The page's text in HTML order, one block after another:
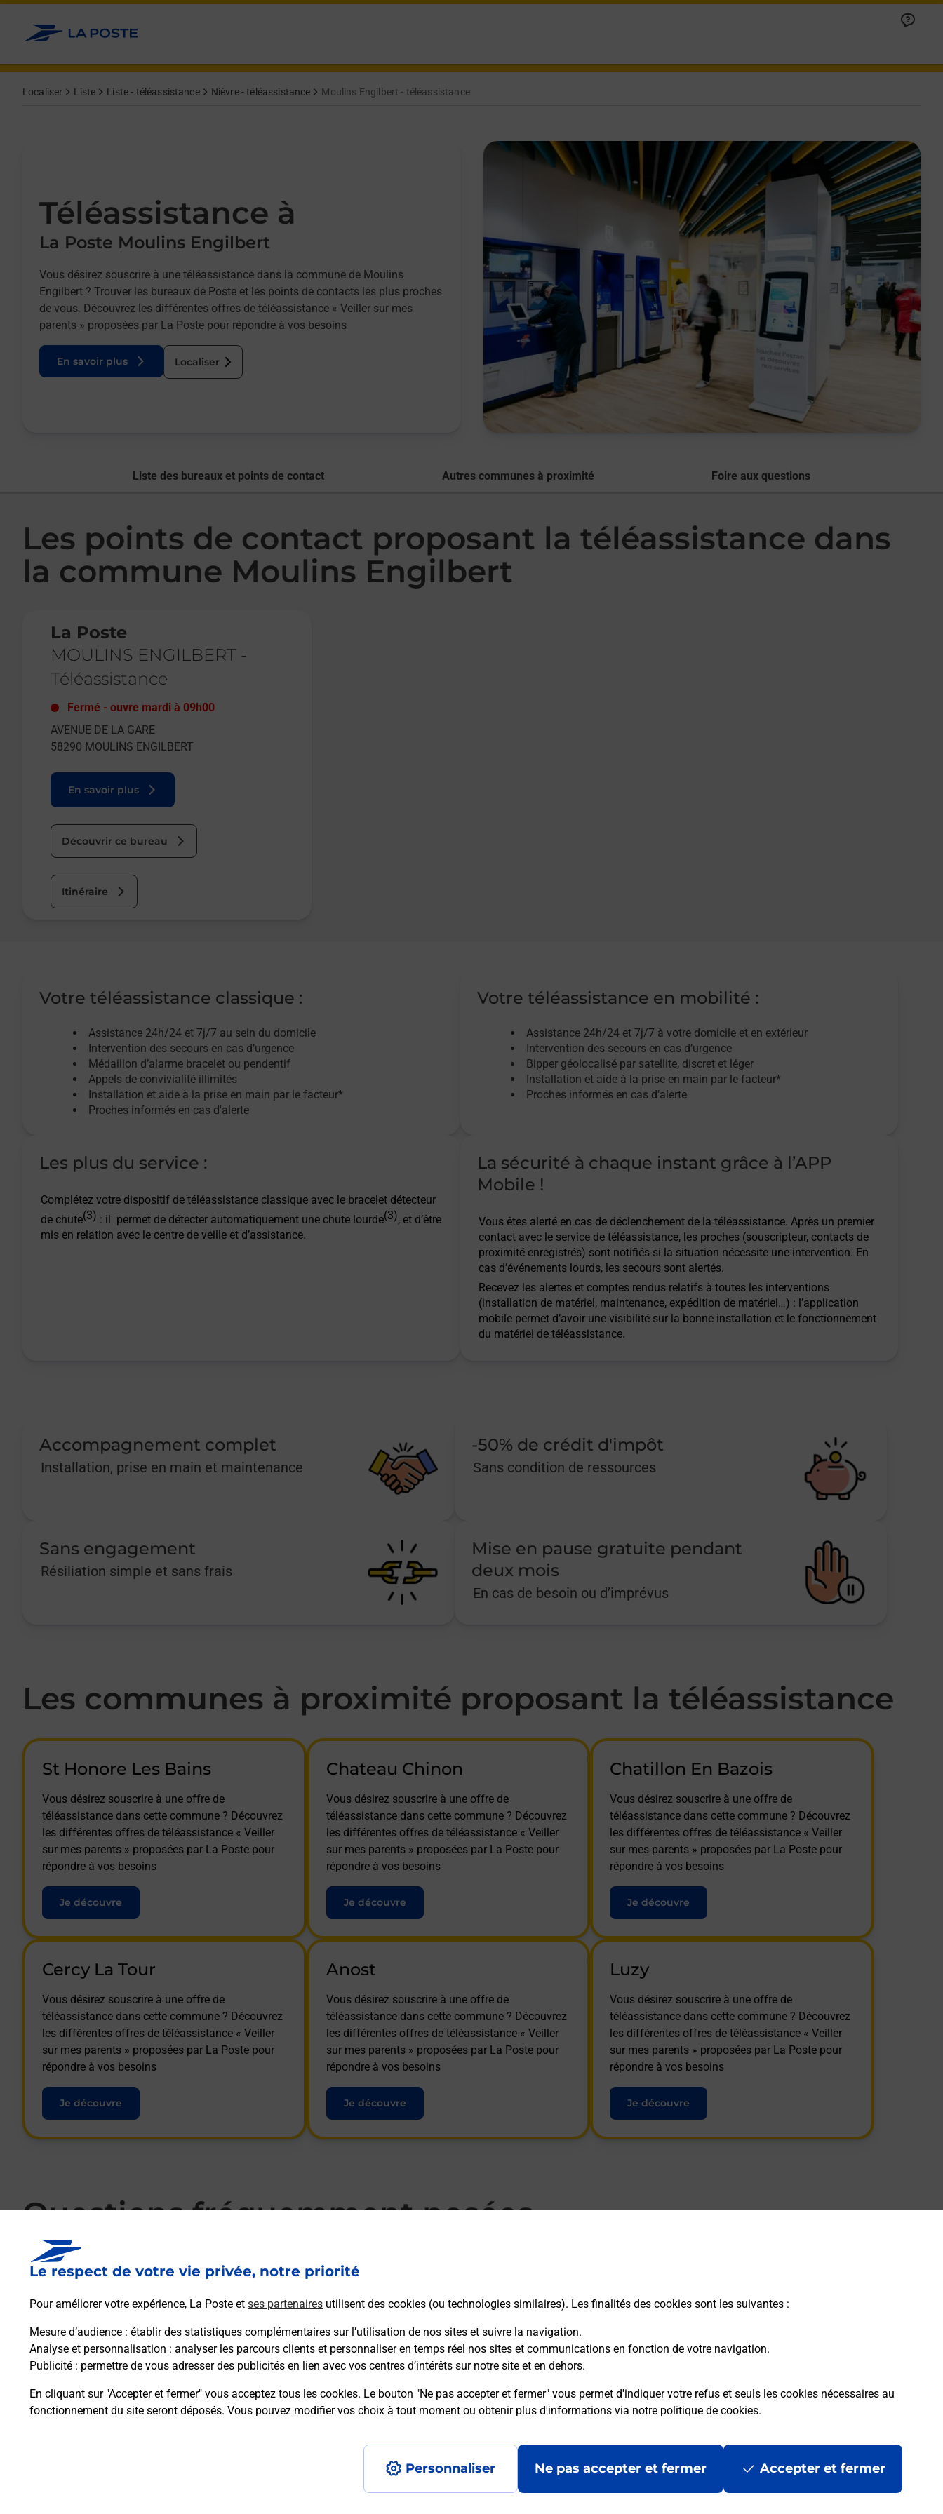
Le respect de votre vie privée, notre priorité
Pour améliorer votre expérience, La Poste et ses partenaires utilisent des cookies (ou technologies similaires). Les finalités des cookies sont les suivantes :
Mesure d’audience : établir des statistiques complémentaires sur l’utilisation de nos sites et suivre la navigation.
Analyse et personnalisation : analyser les parcours clients et personnaliser en temps réel nos sites et communications en fonction de votre navigation.
Publicité : permettre de vous adresser des publicités en lien avec vos centres d’intérêts sur notre site et en dehors.
En cliquant sur "Accepter et fermer" vous acceptez tous les cookies. Le bouton "Ne pas accepter et fermer" vous permet d'indiquer votre refus et seuls les cookies nécessaires au
fonctionnement du site seront déposés. Vous pouvez modifier vos choix à tout moment ou obtenir plus d'informations via notre politique de cookies.
Personnaliser Ne pas accepter et fermer Accepter et fermer
Allez au contenu
Localiser Liste Liste - téléassistance Nièvre - téléassistance Moulins Engilbert - téléassistance
Téléassistance à
La Poste Moulins Engilbert
Vous désirez souscrire à une téléassistance dans la commune de Moulins
Engilbert ? Trouver les bureaux de Poste et les points de contacts les plus proches
de vous. Découvrez les différentes offres de téléassistance « Veiller sur mes
parents » proposées par La Poste pour répondre à vos besoins
En savoir plus Localiser
Liste des bureaux et points de contact Autres communes à proximité Foire aux questions
Les points de contact proposant la téléassistance dans
la commune Moulins Engilbert
La Poste
MOULINS ENGILBERT -
Téléassistance
Fermé - ouvre mardi à 09h00
AVENUE DE LA GARE
58290 MOULINS ENGILBERT
En savoir plus
Découvrir ce bureau
Itinéraire
Votre téléassistance classique :
Assistance 24h/24 et 7j/7 au sein du domicile
Intervention des secours en cas d’urgence
Médaillon d’alarme bracelet ou pendentif
Appels de convivialité illimités
Installation et aide à la prise en main par le facteur*
Proches informés en cas d'alerte
Votre téléassistance en mobilité :
Assistance 24h/24 et 7j/7 à votre domicile et en extérieur
Intervention des secours en cas d’urgence
Bipper géolocalisé par satellite, discret et léger
Installation et aide à la prise en main par le facteur*
Proches informés en cas d’alerte
Les plus du service :
Complétez votre dispositif de téléassistance classique avec le bracelet détecteur
de chute(3) : il permet de détecter automatiquement une chute lourde(3), et d’être
mis en relation avec le centre de veille et d’assistance.
La sécurité à chaque instant grâce à l’APP
Mobile !
Vous êtes alerté en cas de déclenchement de la téléassistance. Après un premier
contact avec le service de téléassistance, les proches (souscripteur, contacts de
proximité enregistrés) sont notifiés si la situation nécessite une intervention. En
cas d’événements lourds, les secours sont alertés.
Recevez les alertes et comptes rendus relatifs à toutes les interventions
(installation de matériel, maintenance, expédition de matériel…) : l’application
mobile permet d’avoir une visibilité sur la bonne installation et le fonctionnement
du matériel de téléassistance.
Accompagnement complet
Installation, prise en main et maintenance
-50% de crédit d'impôt
Sans condition de ressources
Sans engagement
Résiliation simple et sans frais
Mise en pause gratuite pendant
deux mois
En cas de besoin ou d’imprévus
Les communes à proximité proposant la téléassistance
St Honore Les Bains
Vous désirez souscrire à une offre de
téléassistance dans cette commune ? Découvrez
les différentes offres de téléassistance « Veiller
sur mes parents » proposées par La Poste pour
répondre à vos besoins
Je découvre
Chateau Chinon
Vous désirez souscrire à une offre de
téléassistance dans cette commune ? Découvrez
les différentes offres de téléassistance « Veiller
sur mes parents » proposées par La Poste pour
répondre à vos besoins
Je découvre
Chatillon En Bazois
Vous désirez souscrire à une offre de
téléassistance dans cette commune ? Découvrez
les différentes offres de téléassistance « Veiller
sur mes parents » proposées par La Poste pour
répondre à vos besoins
Je découvre
Cercy La Tour
Vous désirez souscrire à une offre de
téléassistance dans cette commune ? Découvrez
les différentes offres de téléassistance « Veiller
sur mes parents » proposées par La Poste pour
répondre à vos besoins
Je découvre
Anost
Vous désirez souscrire à une offre de
téléassistance dans cette commune ? Découvrez
les différentes offres de téléassistance « Veiller
sur mes parents » proposées par La Poste pour
répondre à vos besoins
Je découvre
Luzy
Vous désirez souscrire à une offre de
téléassistance dans cette commune ? Découvrez
les différentes offres de téléassistance « Veiller
sur mes parents » proposées par La Poste pour
répondre à vos besoins
Je découvre
Questions fréquemment posées
La téléassistance classique avec médaillon d’alarme qu’est ce que c’est ?
Afficher ou masquer la réponse
Comment fonctionne la téléassistance classique ?
Afficher ou masquer la réponse
Comment est installée la téléassistance classique ?
Afficher ou masquer la réponse
Accessibilité : partiellement conforme Mentions légales Données personnelles et cookies